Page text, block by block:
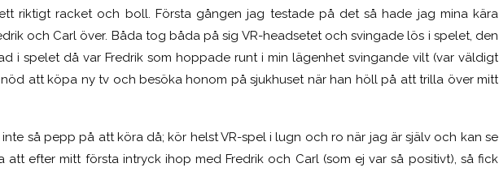
riktigt racket och boll. Första gången jag testade på det så hade jag mina kära
och Carl över. Båda tog båda på sig VR-headsetet och svingade lös i spelet, den
i spelet då var Fredrik som hoppade runt i min lägenhet svingande vilt (var väldigt
att köpa ny tv och besöka honom på sjukhuset när han höll på att trilla över mitt
så pepp på att köra då; kör helst VR-spel i lugn och ro när jag är själv och kan se
att efter mitt första intryck ihop med Fredrik och Carl (som ej var så positivt), så fick